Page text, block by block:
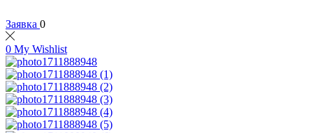
Заявка 0
0 My Wishlist